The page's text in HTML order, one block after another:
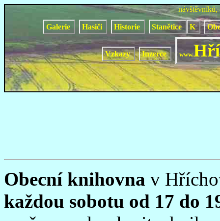
Galerie Hasiči Historie Stanětice K
Vzkazy Inzerce www.
Obecní knihovna v
každou sobotu od 17 do